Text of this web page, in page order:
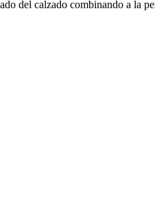
del calzado combinando a la